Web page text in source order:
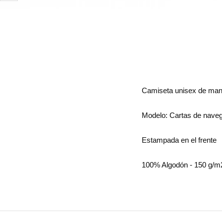
Camiseta unisex de
Modelo: Cartas de
Estampada en el frente
100% Algodón - 150 g/